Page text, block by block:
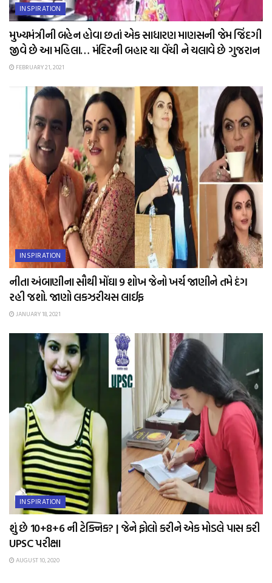
INSPIRATION
મુખ્યમંત્રીની બહેન હોવા છતાં એક સાધારણ માણસની જેમ જિંદગી
જીવે છે આ મહિલા… મંદિરની બહાર ચા વેંચી ને ચલાવે છે ગુજરાન
FEBRUARY 21, 2021
INSPIRATION
નીતા અંબાણીના સૌથી મોંઘા 9 શોખ જેનો ખર્ચ જાણીને તમે દંગ
રહી જશો. જાણો લકઝરીયસ લાઈફ
JANUARY 18, 2021
INSPIRATION
શું છે 10+8+6 ની ટેક્નિક? | જેને ફોલો કરીને એક મોડલે પાસ કરી
UPSC પરીક્ષા
AUGUST 10, 2020